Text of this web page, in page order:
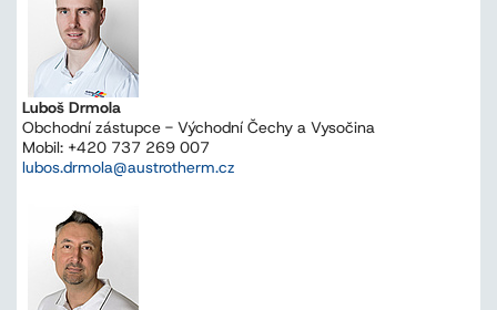
Luboš Drmola
Obchodní zástupce - Východní Čechy a Vysočina
Mobil: +420 737 269 007
lubos.drmola@austrotherm.cz